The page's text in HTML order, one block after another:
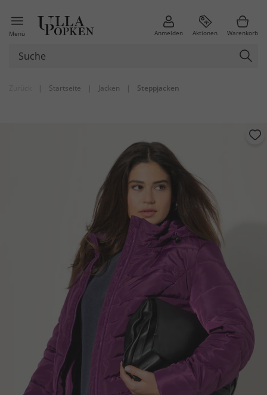
Menü Anmelden Aktionen Warenkorb
| Startseite | Jacken | Steppjacken